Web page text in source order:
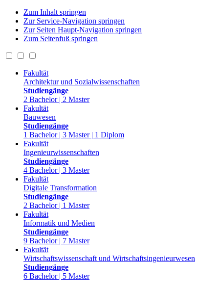
Zum Inhalt springen
Zur Service-Navigation springen
Zur Seiten Haupt-Navigation springen
Zum Seitenfuß springen
Fakultät
Architektur und Sozialwissenschaften
Studiengänge
2 Bachelor | 2 Master
Fakultät
Bauwesen
Studiengänge
1 Bachelor | 3 Master | 1 Diplom
Fakultät
Ingenieurwissenschaften
Studiengänge
4 Bachelor | 3 Master
Fakultät
Digitale Transformation
Studiengänge
2 Bachelor | 1 Master
Fakultät
Informatik und Medien
Studiengänge
9 Bachelor | 7 Master
Fakultät
Wirtschaftswissenschaft und Wirtschaftsingenieurwesen
Studiengänge
6 Bachelor | 5 Master